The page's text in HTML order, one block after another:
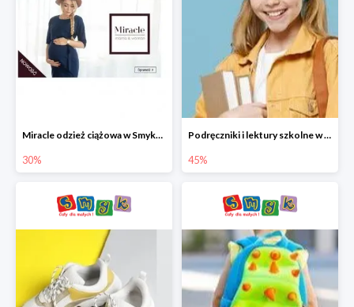
Miracle odzież ciążowa w Smyku co -30%
30%
Podręczniki i lektury szkolne w Smyku do -45%
45%